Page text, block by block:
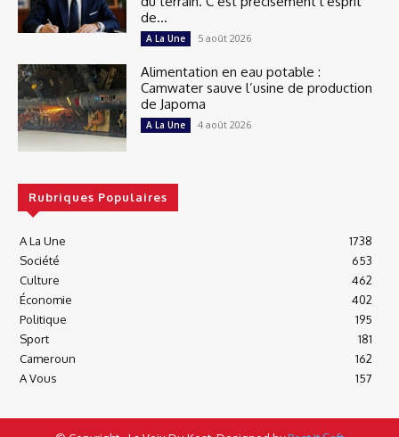
de...
A La Une 5 août 2026
Alimentation en eau potable :
Camwater sauve l’usine de production
de Japoma
A La Une 4 août 2026
Rubriques Populaires
A La Une
1738
Société
653
Culture
462
Économie
402
Politique
195
Sport
181
Cameroun
162
A Vous
157